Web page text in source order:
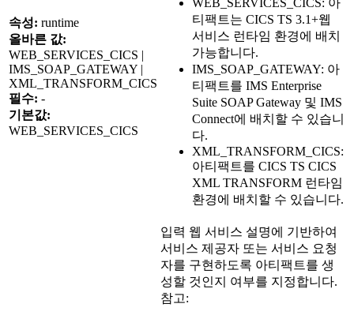
속성: runtime
올바른 값:
WEB_SERVICES_CICS |
IMS_SOAP_GATEWAY |
XML_TRANSFORM_CICS
필수: -
기본값:
WEB_SERVICES_CICS
WEB_SERVICES_CICS: 아
티팩트는 CICS TS 3.1+웹
서비스 런타임 환경에 배치
가능합니다.
IMS_SOAP_GATEWAY: 아
티팩트를 IMS Enterprise
Suite SOAP Gateway 및 IMS
Connect에 배치할 수 있습니
다.
XML_TRANSFORM_CICS:
아티팩트를 CICS TS CICS
XML TRANSFORM 런타임
환경에 배치할 수 있습니다.
입력 웹 서비스 설명에 기반하여
서비스 제공자 또는 서비스 요청
자를 구현하도록 아티팩트를 생
성할 것인지 여부를 지정합니다.
참고: